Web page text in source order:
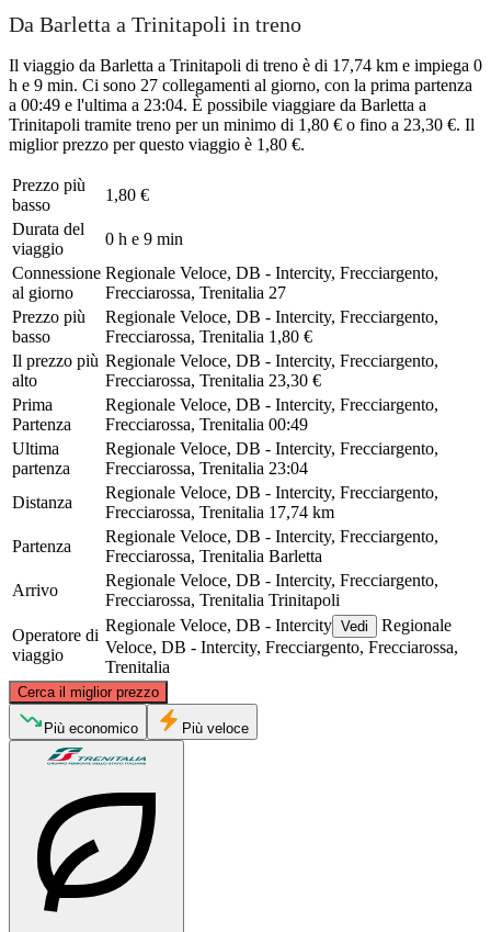
Da Barletta a Trinitapoli in treno
Il viaggio da Barletta a Trinitapoli di treno è di 17,74 km e impiega 0
h e 9 min. Ci sono 27 collegamenti al giorno, con la prima partenza
a 00:49 e l'ultima a 23:04. È possibile viaggiare da Barletta a
Trinitapoli tramite treno per un minimo di 1,80 € o fino a 23,30 €. Il
miglior prezzo per questo viaggio è 1,80 €.
Prezzo più
basso
1,80 €
Durata del
viaggio
0 h e 9 min
Connessione
al giorno
Regionale Veloce, DB - Intercity, Frecciargento,
Frecciarossa, Trenitalia 27
Prezzo più
basso
Regionale Veloce, DB - Intercity, Frecciargento,
Frecciarossa, Trenitalia 1,80 €
Il prezzo più
alto
Regionale Veloce, DB - Intercity, Frecciargento,
Frecciarossa, Trenitalia 23,30 €
Prima
Partenza
Regionale Veloce, DB - Intercity, Frecciargento,
Frecciarossa, Trenitalia 00:49
Ultima
partenza
Regionale Veloce, DB - Intercity, Frecciargento,
Frecciarossa, Trenitalia 23:04
Distanza
Regionale Veloce, DB - Intercity, Frecciargento,
Frecciarossa, Trenitalia 17,74 km
Partenza
Regionale Veloce, DB - Intercity, Frecciargento,
Frecciarossa, Trenitalia Barletta
Arrivo
Regionale Veloce, DB - Intercity, Frecciargento,
Frecciarossa, Trenitalia Trinitapoli
Operatore di
viaggio
Regionale Veloce, DB - Intercity Vedi
Regionale
Veloce, DB - Intercity, Frecciargento, Frecciarossa,
Trenitalia
Cerca il miglior prezzo
Più economico Più veloce